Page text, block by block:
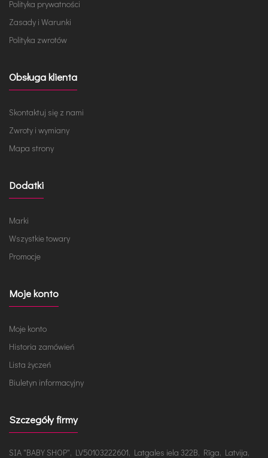
Polityka prywatności
Zasady i Warunki
Polityka zwrotów
Obsługa klienta
Skontaktuj się z nami
Zwroty i wymiany
Mapa strony
Dodatki
Marki
Wszystkie towary
Promocje
Moje konto
Moje konto
Historia zamówień
Lista życzeń
Biuletyn informacyjny
Szczegóły firmy
SIA "BABY SHOP", LV50103222601, Latgales iela 322B, Rīga, Latvija,